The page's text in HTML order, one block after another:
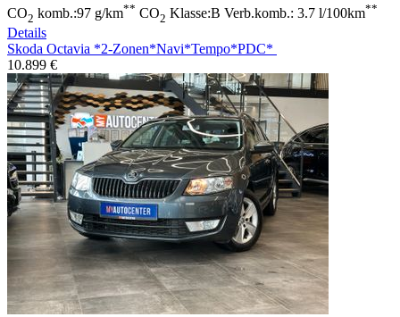
CO2 komb.:97 g/km** CO2 Klasse:B Verb.komb.: 3.7 l/100km**
Details
Skoda Octavia *2-Zonen*Navi*Tempo*PDC*
10.899 €